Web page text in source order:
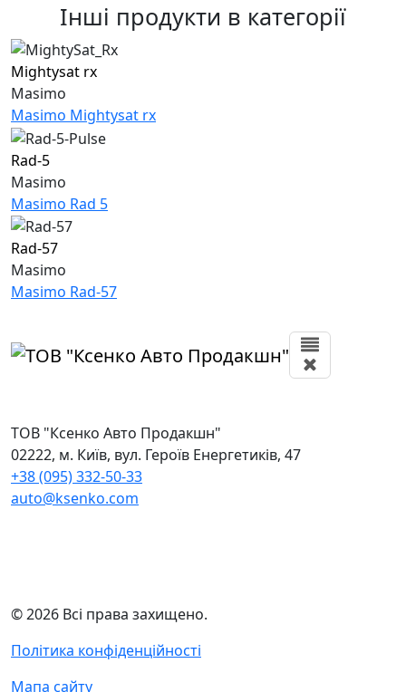
Інші продукти в категорії
Mightysat rx
Masimo
Masimo Mightysat rx
Rad-5
Masimo
Masimo Rad 5
Rad-57
Masimo
Masimo Rad-57
ТОВ "Ксенко Авто Продакшн"
02222, м. Київ, вул. Героїв Енергетиків, 47
+38 (095) 332-50-33
auto@ksenko.com
© 2026 Всі права захищено.
Політика конфіденційності
Мапа сайту